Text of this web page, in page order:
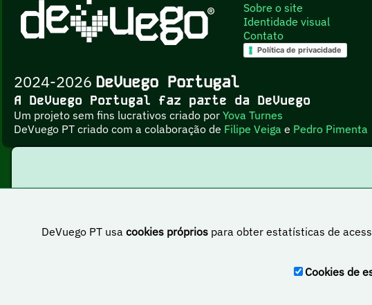
DeVuego PT usa cookies própriospara obter estatísticas de
Cookies de
Sobre o site
Identidade visual
Contato
Política de privacidade
2024-2026 DeVuego Portugal
A DeVuego Portugal faz parte da DeVuego
Um projeto sem fins lucrativos criado porYova Turnes
DeVuego PT criado com a colaboração de Filipe Veiga e Pedro Pimenta
Esta obra está sob uma